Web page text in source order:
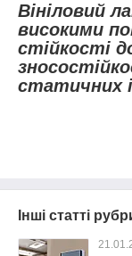
Вініловий
високими
стійкості
статичних
Інші статті